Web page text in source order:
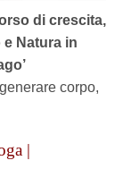
di crescita,
e Natura in
corpo,
|